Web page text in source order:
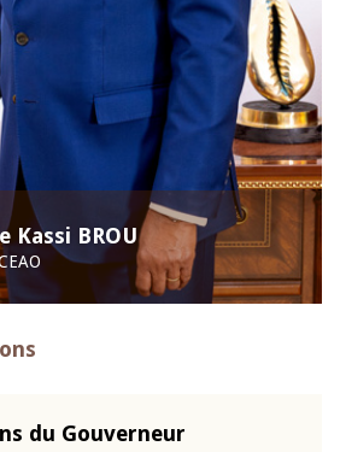
Kassi BROU
du Gouverneur